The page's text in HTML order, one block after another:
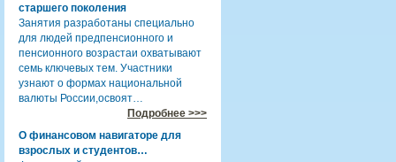
старшего поколения
Занятия разработаны специально
для людей предпенсионного и
пенсионного возрастаи охватывают
семь ключевых тем. Участники
узнают о формах национальной
валюты России,освоят…
Подробнее >>>
О финансовом навигаторе для
взрослых и студентов…